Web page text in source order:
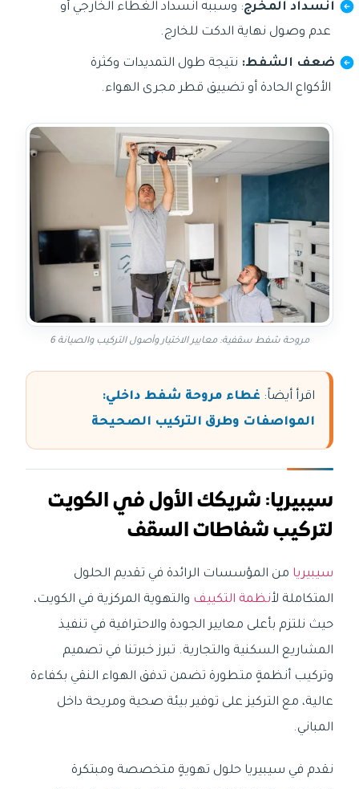
انسداد المخرج: وسببه انسداد الغطاء الخارجي أو
عدم وصول نهاية الدكت للخارج.
ضعف الشفط: نتيجة طول التمديدات وكثرة
الأكواع الحادة أو تضييق قطر مجرى الهواء.
مروحة شفط سقفية: معايير الاختيار وأصول التركيب والصيانة 6
اقرأ أيضاً: غطاء مروحة شفط داخلي:
المواصفات وطرق التركيب الصحيحة
سيبيريا: شريكك الأول في الكويت
لتركيب شفاطات السقف
سيبيريا من المؤسسات الرائدة في تقديم الحلول
المتكاملة لأنظمة التكييف والتهوية المركزية في الكويت،
حيث نلتزم بأعلى معايير الجودة والاحترافية في تنفيذ
المشاريع السكنية والتجارية. تبرز خبرتنا في تصميم
وتركيب أنظمةٍ متطورة تضمن تدفق الهواء النقي بكفاءة
عالية، مع التركيز على توفير بيئة صحية ومريحة داخل
المباني.
نقدم في سيبيريا حلول تهويةٍ متخصصة ومبتكرة